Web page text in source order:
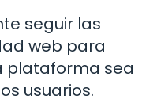
seguir las
web para
plataforma sea
usuarios.